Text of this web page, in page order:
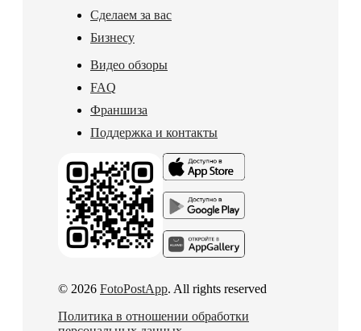
Сделаем за вас
Бизнесу
Видео обзоры
FAQ
Франшиза
Поддержка и контакты
© 2026 FotoPostApp. All rights reserved
Политика в отношении обработки